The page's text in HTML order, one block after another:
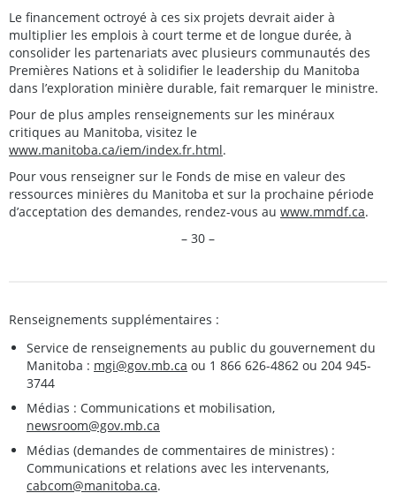
Le financement octroyé à ces six projets devrait aider à
multiplier les emplois à court terme et de longue durée, à
consolider les partenariats avec plusieurs communautés des
Premières Nations et à solidifier le leadership du Manitoba
dans l’exploration minière durable, fait remarquer le ministre.
Pour de plus amples renseignements sur les minéraux
critiques au Manitoba, visitez le
www.manitoba.ca/iem/index.fr.html.
Pour vous renseigner sur le Fonds de mise en valeur des
ressources minières du Manitoba et sur la prochaine période
d’acceptation des demandes, rendez-vous au www.mmdf.ca.
– 30 –
Renseignements supplémentaires :
Service de renseignements au public du gouvernement du
Manitoba : mgi@gov.mb.ca ou 1 866 626-4862 ou 204 945-
3744
Médias : Communications et mobilisation,
newsroom@gov.mb.ca
Médias (demandes de commentaires de ministres) :
Communications et relations avec les intervenants,
cabcom@manitoba.ca.